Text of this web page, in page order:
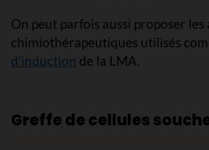
On peut parfois aussi proposer les
chimiothérapeutiques utilisés
d'induction de la LMA.
Greffe de cellules